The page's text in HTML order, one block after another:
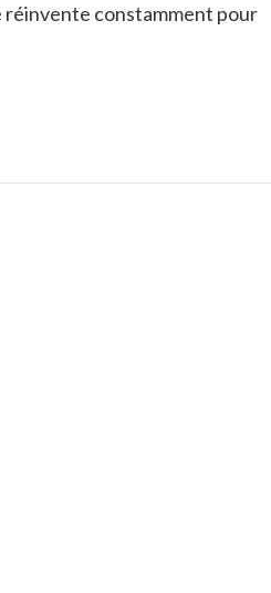
constamment pour